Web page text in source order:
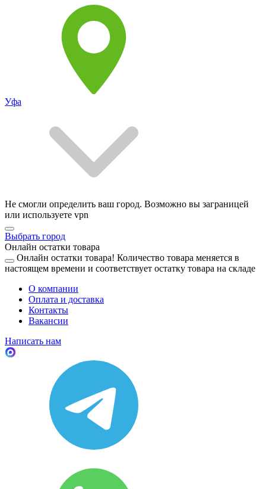
Уфа
Не смогли определить ваш город. Возможно вы заграницей
или используете vpn
Выбрать город
Онлайн остатки товара
Онлайн остатки товара! Количество товара меняется в
настоящем времени и соответствует остатку товара на складе
О компании
Оплата и доставка
Контакты
Вакансии
Написать нам